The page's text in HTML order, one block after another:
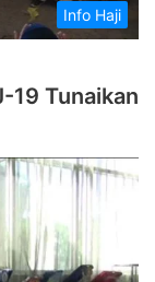
Info Haji
19 Tunaikan